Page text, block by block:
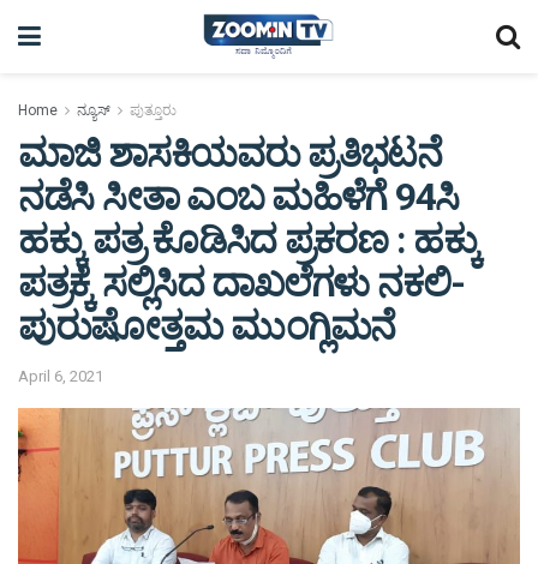
Home ನ್ಯೂಸ್ ಪುತ್ತೂರು
ಮಾಜಿ ಶಾಸಕಿಯವರು ಪ್ರತಿಭಟನೆ
ನಡೆಸಿ ಸೀತಾ ಎಂಬ ಮಹಿಳೆಗೆ 94ಸಿ
ಹಕ್ಕು ಪತ್ರ ಕೊಡಿಸಿದ ಪ್ರಕರಣ : ಹಕ್ಕು
ಪತ್ರಕ್ಕೆ ಸಲ್ಲಿಸಿದ ದಾಖಲೆಗಳು ನಕಲಿ-
ಪುರುಷೋತ್ತಮ ಮುಂಗ್ಲಿಮನೆ
April 6, 2021